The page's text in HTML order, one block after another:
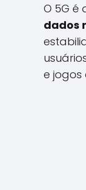
O 5G
dados
e jogos